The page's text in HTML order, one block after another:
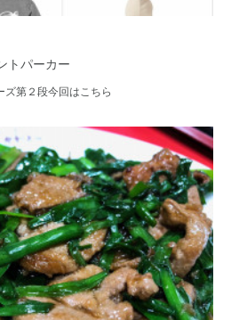
トパーカー
第２段今回はこちら